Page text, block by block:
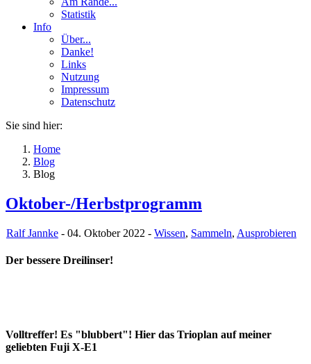
Statistik
Info
Über...
Danke!
Links
Nutzung
Impressum
Datenschutz
Sie sind hier:
Home
Blog
Blog
Oktober-/Herbstprogramm
Ralf Jannke - 04. Oktober 2022 - Wissen, Sammeln, Ausprobieren
Der bessere Dreilinser!
Volltreffer! Es "blubbert"! Hier das Trioplan auf meiner
geliebten Fuji X-E1